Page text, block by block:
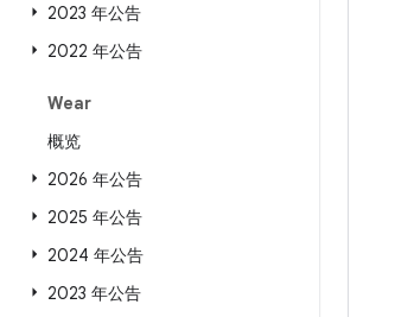
2023 年公告
2022 年公告
Wear
概览
2026 年公告
2025 年公告
2024 年公告
2023 年公告